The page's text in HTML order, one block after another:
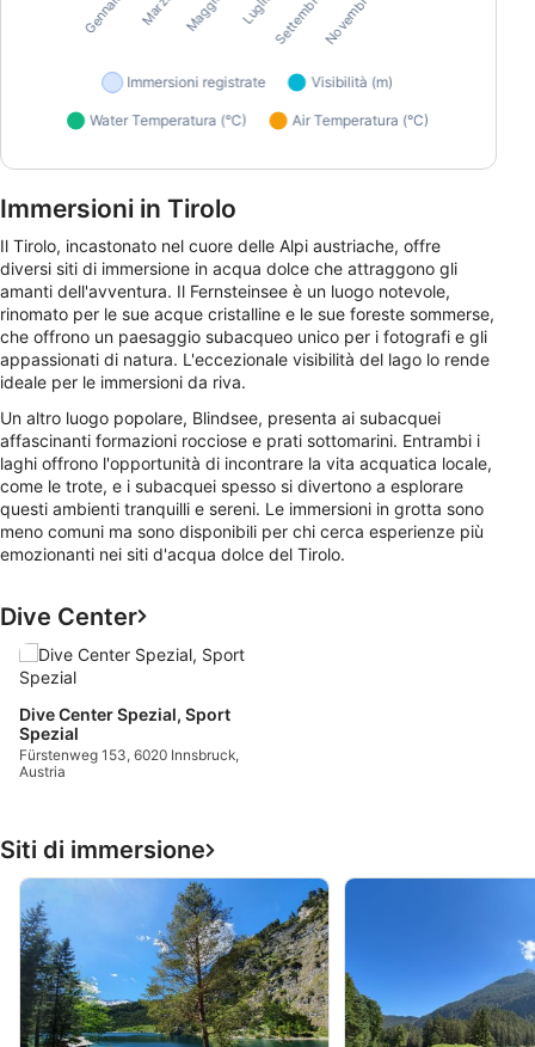
Immersioni in Tirolo
Il Tirolo, incastonato nel cuore delle Alpi austriache, offre
diversi siti di immersione in acqua dolce che attraggono gli
amanti dell'avventura. Il Fernsteinsee è un luogo notevole,
rinomato per le sue acque cristalline e le sue foreste sommerse,
che offrono un paesaggio subacqueo unico per i fotografi e gli
appassionati di natura. L'eccezionale visibilità del lago lo rende
ideale per le immersioni da riva.
Un altro luogo popolare, Blindsee, presenta ai subacquei
affascinanti formazioni rocciose e prati sottomarini. Entrambi i
laghi offrono l'opportunità di incontrare la vita acquatica locale,
come le trote, e i subacquei spesso si divertono a esplorare
questi ambienti tranquilli e sereni. Le immersioni in grotta sono
meno comuni ma sono disponibili per chi cerca esperienze più
emozionanti nei siti d'acqua dolce del Tirolo.
Dive Center
Dive Center Spezial, Sport
Spezial
Fürstenweg 153, 6020 Innsbruck,
Austria
Siti di immersione